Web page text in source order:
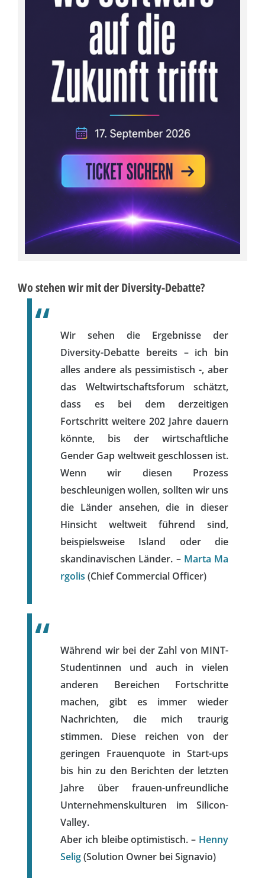
Wo stehen wir mit der Diversity-Debatte?
Wir sehen die Ergebnisse der
Diversity-Debatte bereits – ich bin
alles andere als pessimistisch -, aber
das Weltwirtschaftsforum schätzt,
dass es bei dem derzeitigen
Fortschritt weitere 202 Jahre dauern
könnte, bis der wirtschaftliche
Gender Gap weltweit geschlossen ist.
Wenn wir diesen Prozess
beschleunigen wollen, sollten wir uns
die Länder ansehen, die in dieser
Hinsicht weltweit führend sind,
beispielsweise Island oder die
skandinavischen Länder. – Marta Ma
rgolis (Chief Commercial Officer)
Während wir bei der Zahl von MINT-
Studentinnen und auch in vielen
anderen Bereichen Fortschritte
machen, gibt es immer wieder
Nachrichten, die mich traurig
stimmen. Diese reichen von der
geringen Frauenquote in Start-ups
bis hin zu den Berichten der letzten
Jahre über frauen-unfreundliche
Unternehmenskulturen im Silicon-
Valley.
Aber ich bleibe optimistisch. – Henny
Selig(Solution Owner bei Signavio)